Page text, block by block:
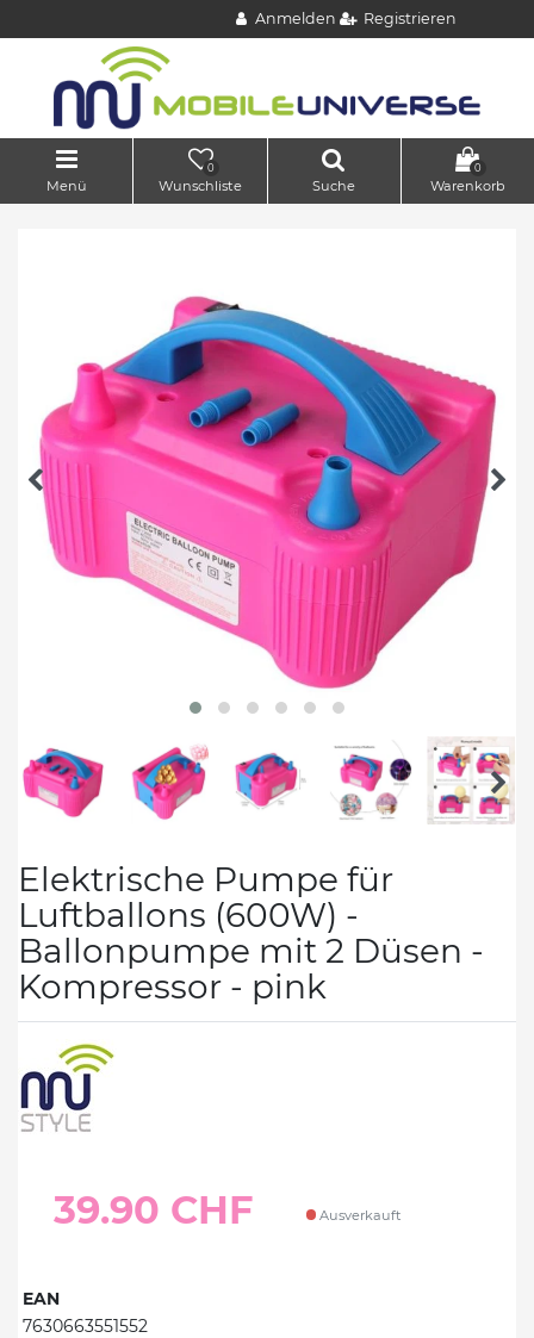
Anmelden Registrieren
Menü
0
Wunschliste Suche
0
Warenkorb
Elektrische Pumpe für
Luftballons (600W) -
Ballonpumpe mit 2 Düsen -
Kompressor - pink
39.90 CHF Ausverkauft
EAN
7630663551552